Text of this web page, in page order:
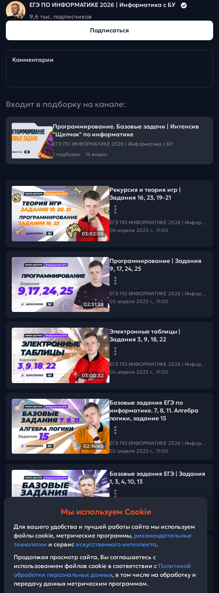
ЕГЭ ПО ИНФОРМАТИКЕ 2026 | Информатика с БУ
9,6 тыс. подписчиков
Подписаться
Комментарии
Входит в подборку на канале:
Программирование. Базовые задачи | Интенсив
"Щелчок" по информатике
ЕГЭ ПО ИНФОРМАТИКЕ 2026 | Информатика с БУ
1 подборка · 14 видео
03:02:05
Рекурсия и теория игр |
Задания 16, 23, 19-21
ЕГЭ ПО ИНФОРМАТИКЕ 2026 | Информатика с БУ
06 апреля 2025 г., 11:00
02:51:28
Программирование | Задания
9, 17, 24, 25
ЕГЭ ПО ИНФОРМАТИКЕ 2026 | Информатика с БУ
05 апреля 2025 г., 11:00
03:00:32
Электронные таблицы |
Задания 3, 9, 18, 22
ЕГЭ ПО ИНФОРМАТИКЕ 2026 | Информатика с БУ
04 апреля 2025 г., 11:00
02:14:40
Базовые задания ЕГЭ по
информатике. 7, 8, 11. Алгебра
логики, задание 15
ЕГЭ ПО ИНФОРМАТИКЕ 2026 | Информатика с БУ
02 апреля 2025 г., 11:00
Базовые задания ЕГЭ | Задания
1, 3, 4, 10, 13
01 апреля 2025 г., 11:00
10:15
Информатик решает
27 марта 2025 г., 15:00
Мы используем Cookie
Для вашего удобства и лучшей работы сайта мы используем
файлы cookie, метрические программы, рекомендательные
технологии и сервис искусственного интеллекта.
Продолжая просмотр сайта, Вы соглашаетесь с
использованием файлов cookie в соответствии с Политикой
обработки персональных данных, в том числе на обработку и
передачу данных метрическим программам.